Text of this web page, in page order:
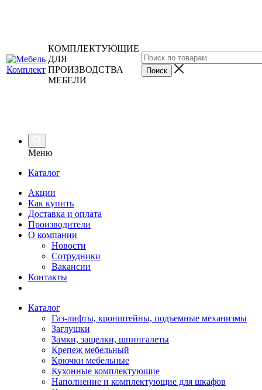
КОМПЛЕКТУЮЩИЕ
ДЛЯ
ПРОИЗВОДСТВА
МЕБЕЛИ
Меню
Каталог
Акции
Как купить
Доставка и оплата
Производители
О компании
Новости
Сотрудники
Вакансии
Контакты
Каталог
Газ-лифты, кронштейны, подъемные механизмы
Заглушки
Замки, защелки, шпингалеты
Крепеж мебельный
Крючки мебельные
Кухонные комплектующие
Наполнение и комплектующие для шкафов